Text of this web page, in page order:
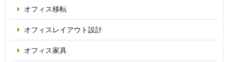
オフィス移転
オフィス レイアウト設計
オフィス家具